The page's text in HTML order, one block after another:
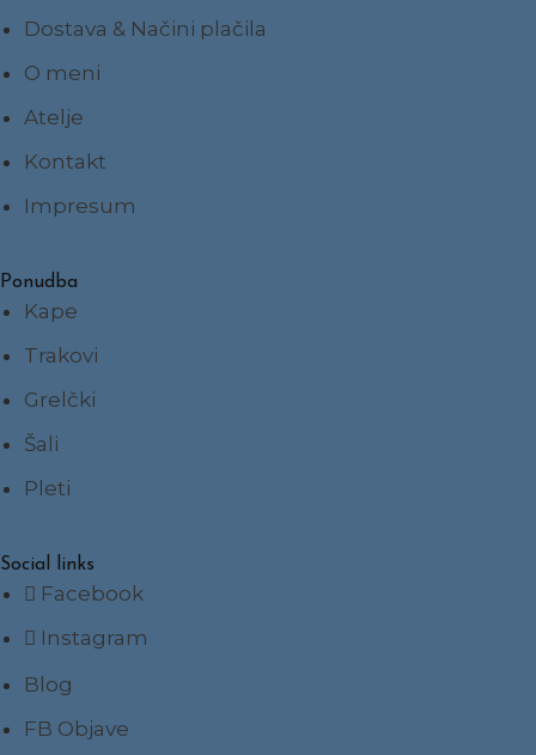
Dostava & Načini plačila
O meni
Atelje
Kontakt
Impresum
Ponudba
Kape
Trakovi
Grelčki
Šali
Pleti
Social links
Facebook
Instagram
Blog
FB Objave